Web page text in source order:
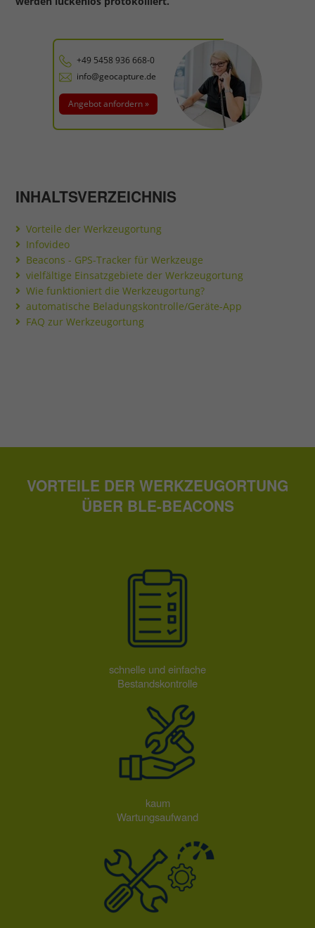
+49 5458 936 668-0
info@geocapture.de
Angebot anfordern »
INHALTSVERZEICHNIS
Vorteile der Werkzeugortung
Infovideo
Beacons - GPS-Tracker für Werkzeuge
vielfältige Einsatzgebiete der Werkzeugortung
Wie funktioniert die Werkzeugortung?
automatische Beladungskontrolle/Geräte-App
FAQ zur Werkzeugortung
VORTEILE DER WERKZEUGORTUNG
ÜBER BLE-BEACONS
schnelle und einfache
Bestandskontrolle
kaum
Wartungsaufwand